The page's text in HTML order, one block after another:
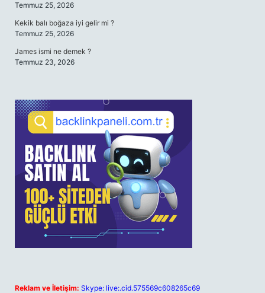
Temmuz 25, 2026
Kekik balı boğaza iyi gelir mi ?
Temmuz 25, 2026
James ismi ne demek ?
Temmuz 23, 2026
Reklam ve İletişim: Skype: live:.cid.575569c608265c69